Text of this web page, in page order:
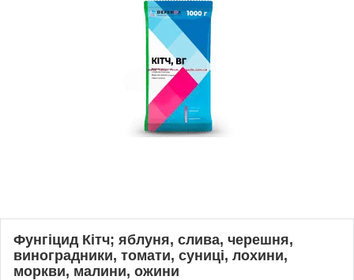
Фунгіцид Кітч; яблуня, слива, черешня,
виноградники, томати, суниці, лохини,
моркви, малини, ожини